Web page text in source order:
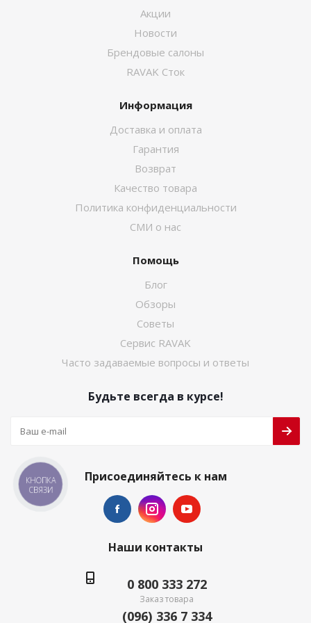
Акции
Новости
Брендовые салоны
RAVAK Сток
Информация
Доставка и оплата
Гарантия
Возврат
Качество товара
Политика конфиденциальности
СМИ о нас
Помощь
Блог
Обзоры
Советы
Сервис RAVAK
Часто задаваемые вопросы и ответы
Будьте всегда в курсе!
Присоединяйтесь к нам
Наши контакты
0 800 333 272
Заказ товара
(096) 336 7 334
КНОПКА
СВЯЗИ